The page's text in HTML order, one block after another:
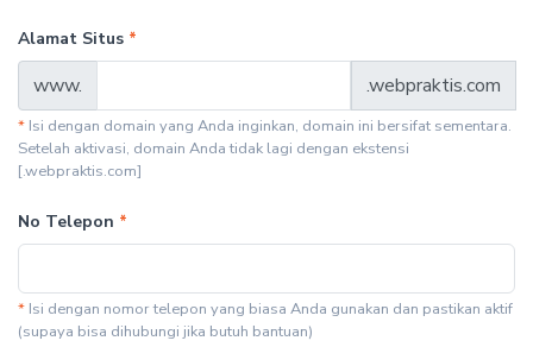
Alamat Situs *
www. .webpraktis.com
* Isi dengan domain yang Anda inginkan, domain ini bersifat sementara.
Setelah aktivasi, domain Anda tidak lagi dengan ekstensi
[.webpraktis.com]
No Telepon *
* Isi dengan nomor telepon yang biasa Anda gunakan dan pastikan aktif
(supaya bisa dihubungi jika butuh bantuan)